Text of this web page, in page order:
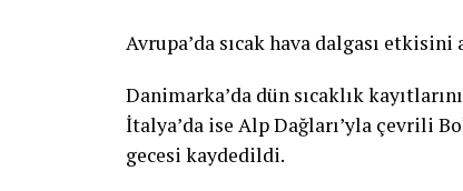
Avrupa’da sıcak hava dalgası
Danimarka’da dün sıcaklık
İtalya’da ise Alp Dağları’yla çevrili
gecesi kaydedildi.